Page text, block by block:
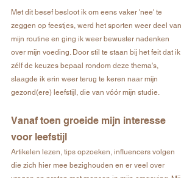
Met dit besef besloot ik om eens vaker 'nee' te
zeggen op feestjes, werd het sporten weer deel van
mijn routine en ging ik weer bewuster nadenken
over mijn voeding. Door stil te staan bij het feit dat ik
zélf de keuzes bepaal rondom deze thema's,
slaagde ik erin weer terug te keren naar mijn
gezond(ere) leefstijl, die van vóór mijn studie.
Vanaf toen groeide mijn interesse
voor leefstijl
Artikelen lezen, tips opzoeken, influencers volgen
die zich hier mee bezighouden en er veel over